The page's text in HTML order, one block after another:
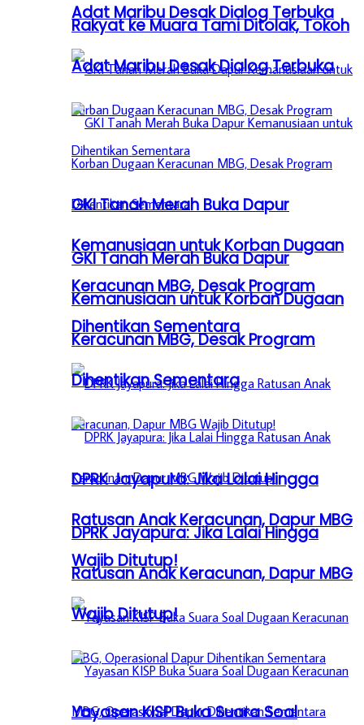
Adat Maribu Desak Dialog Terbuka
GKI Tanah Merah Buka Dapur
Kemanusiaan untuk Korban Dugaan
Keracunan MBG, Desak Program
Dihentikan Sementara
DPRK Jayapura: Jika Lalai Hingga
Ratusan Anak Keracunan, Dapur MBG
Wajib Ditutup!
Yayasan KISP Buka Suara Soal
Rakyat ke Muara Tami Ditolak, Tokoh
Adat Maribu Desak Dialog Terbuka
GKI Tanah Merah Buka Dapur
Kemanusiaan untuk Korban Dugaan
Keracunan MBG, Desak Program
Dihentikan Sementara
DPRK Jayapura: Jika Lalai Hingga
Ratusan Anak Keracunan, Dapur MBG
Wajib Ditutup!